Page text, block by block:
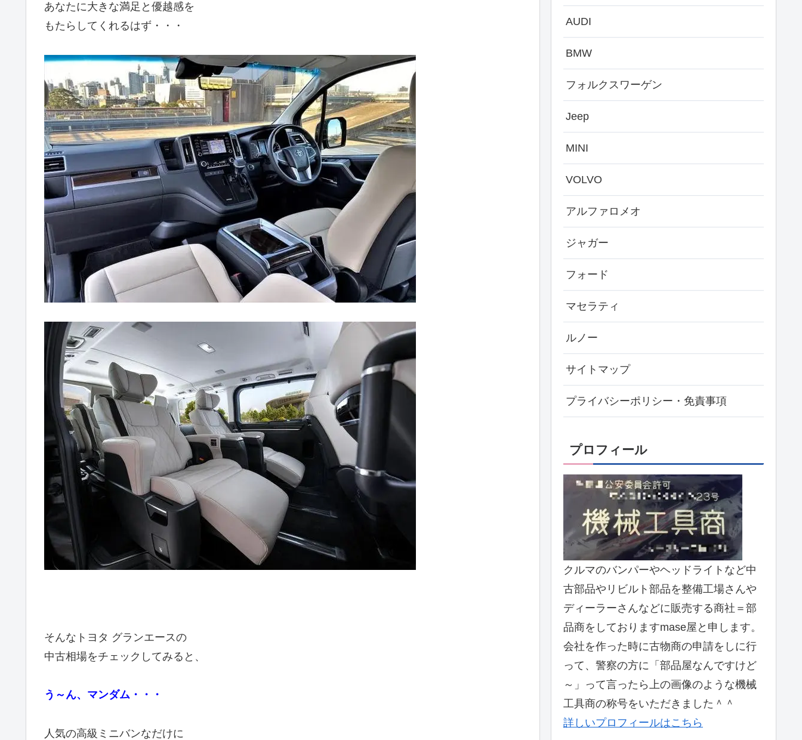
あなたに大きな満足と優越感を
もたらしてくれるはず・・・
そんなトヨタ グランエースの
中古相場をチェックしてみると、
う～ん、マンダム・・・
人気の高級ミニバンなだけに
AUDI
BMW
フォルクスワーゲン
Jeep
MINI
VOLVO
アルファロメオ
ジャガー
フォード
マセラティ
ルノー
サイトマップ
プライバシーポリシー・免責事項
プロフィール
クルマのバンパーやヘッドライトなど中
古部品やリビルト部品を整備工場さんや
ディーラーさんなどに販売する商社＝部
品商をしておりますmase屋と申します。
会社を作った時に古物商の申請をしに行
って、警察の方に「部品屋なんですけど
～」って言ったら上の画像のような機械
工具商の称号をいただきました＾＾
詳しいプロフィールはこちら